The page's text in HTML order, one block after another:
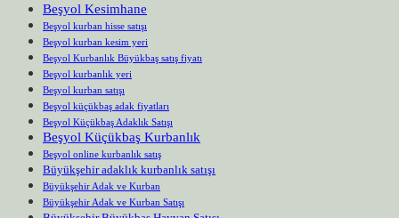
Beşyol Kesimhane
Beşyol kurban hisse satışı
Beşyol kurban kesim yeri
Beşyol Kurbanlık Büyükbaş satış fiyatı
Beşyol kurbanlık yeri
Beşyol kurban satışı
Beşyol küçükbaş adak fiyatları
Beşyol Küçükbaş Adaklık Satışı
Beşyol Küçükbaş Kurbanlık
Beşyol online kurbanlık satış
Büyükşehir adaklık kurbanlık satışı
Büyükşehir Adak ve Kurban
Büyükşehir Adak ve Kurban Satışı